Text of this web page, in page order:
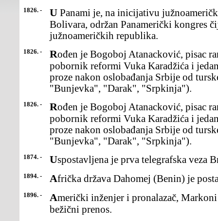
1826. - U Panami je, na inicijativu južnoameričkog revolucionara Simona
Bolivara, održan Panamerički kongres
južnoameričkih republika.
1826. - Rođen je Bogoboj Atanacković, pisac ranog srpskog romantizma,
pobornik reformi Vuka Karadžića i
proze nakon oslobađanja Srbije od
"Bunjevka", "Darak", "Srpkinja").
1826. - Rođen je Bogoboj Atanacković, pisac ranog srpskog romantizma,
pobornik reformi Vuka Karadžića i
proze nakon oslobađanja Srbije od
"Bunjevka", "Darak", "Srpkinja").
1874. - Uspostavljena je prva telegrafska veza
1894. - Afrička država Dahomej (Benin) je
1896. - Američki inženjer i pronalazač, Markoni (Marconi) je patentirao
bežični prenos.